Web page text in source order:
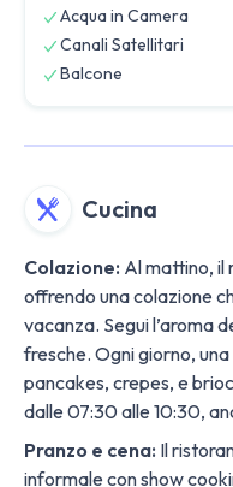
Acqua in Camera
Canali Satellitari
Balcone
Cucina
Colazione: Al mattino, il
offrendo una colazione
vacanza. Segui l’aroma
fresche. Ogni giorno,
pancakes, crepes, e
dalle 07:30 alle 10:30,
Pranzo e cena: Il
informale con show